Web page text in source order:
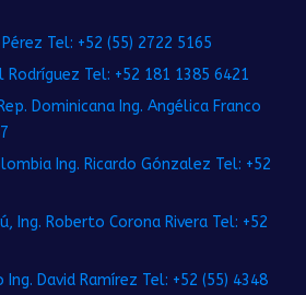
Pérez Tel: +52 (55) 2722 5165
Rodríguez Tel: +52 181 1385 6421
Dominicana Ing. Angélica Franco
Ing. Ricardo Gónzalez Tel: +52
Ing. Roberto Corona Rivera Tel: +52
Ing. David Ramírez Tel: +52 (55) 4348